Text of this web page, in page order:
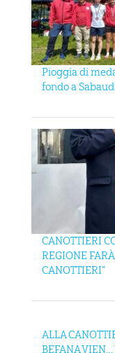
Pioggia di
fondo a
CANOTTIERI
REGIONE
CANOTTIERI”
ALLA
BEFANA